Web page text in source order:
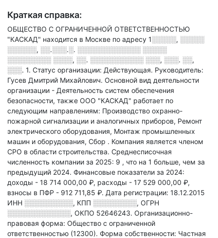
Краткая справка:
ОБЩЕСТВО С ОГРАНИЧЕННОЙ ОТВЕТСТВЕННОСТЬЮ
"КАСКАД" находится в Москве по адресу 1░░░░░, ░░░░░
░░░░░░, ░░.░░░.░. ░░░░░░░░░░░░░ ░░░░░
░░░░░░░░░ ░░░░, ░░. ░░░░░░░░░░░ ░░░, ░░░. ░░,
░░░. 1. Статус организации: Действующая. Руководитель:
Гусев Дмитрий Михайлович. Основной вид деятельности
организации - Деятельность систем обеспечения
безопасности, также ООО "КАСКАД" работает по
следующим направлениям: Производство охранно-
пожарной сигнализации и аналогичных приборов, Ремонт
электрического оборудования, Монтаж промышленных
машин и оборудования, Сбор . Компания является членом
СРО в области строительства. Среднесписочная
численность компании за 2025: 9 , что на 1 больше, чем за
предыдущий 2024. Финансовые показатели за 2024:
доходы - 18 714 000,00 ₽, расходы - 17 529 000,00 ₽,
взносы в ПФР - 912 711,85 ₽. Дата регистрации: 18.12.2015
ИНН ░░░░░░░░░░, КПП ░░░░░░░░░, ОГРН
░░░░░░░░░░░░░, ОКПО 52646243. Организационно-
правовая форма: Общество с ограниченной
ответственностью (12300). Форма собственности: Частная